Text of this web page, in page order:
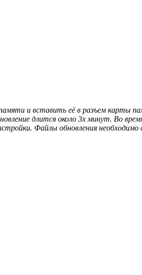
и вставить её в разъем карты
длится около 3х минут. Во время
Файлы обновления необходимо